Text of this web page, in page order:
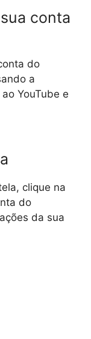
conta
do
a
YouTube e
clique na
do
da sua